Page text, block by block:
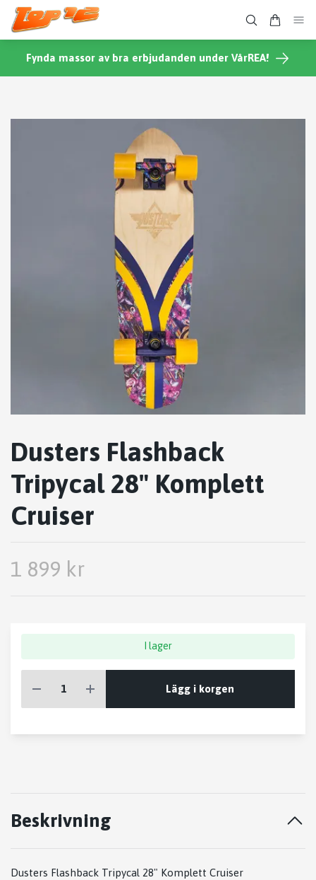
Fynda massor av bra erbjudanden under VårREA!
Dusters Flashback
Tripycal 28" Komplett
Cruiser
1 899 kr
I lager
Lägg i korgen
Beskrivning
Dusters Flashback Tripycal 28" Komplett Cruiser